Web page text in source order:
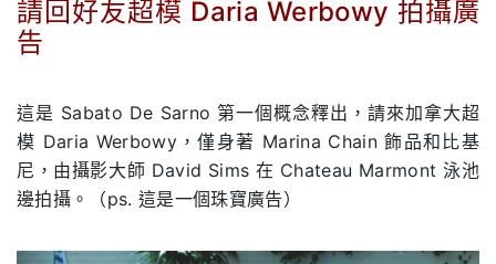
請回好友超模 Daria Werbowy 拍攝廣
告
這是 Sabato De Sarno 第一個概念釋出，請來加拿大超
模 Daria Werbowy，僅身著 Marina Chain 飾品和比基
尼，由攝影大師 David Sims 在 Chateau Marmont 泳池
邊拍攝。（ps. 這是一個珠寶廣告）